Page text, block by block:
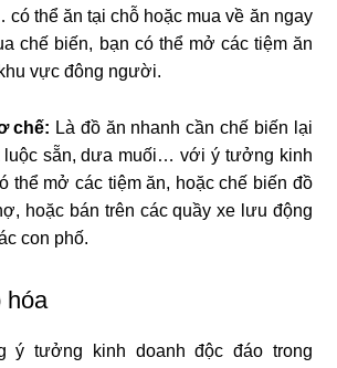
thể ăn tại chỗ hoặc mua về ăn ngay
chế biến, bạn có thể mở các tiệm ăn
vực đông người.
chế: Là đồ ăn nhanh cần chế biến lại
luộc sẵn, dưa muối… với ý tưởng kinh
thể mở các tiệm ăn, hoặc chế biến đồ
hoặc bán trên các quầy xe lưu động
con phố.
hóa
ý tưởng kinh doanh độc đáo trong